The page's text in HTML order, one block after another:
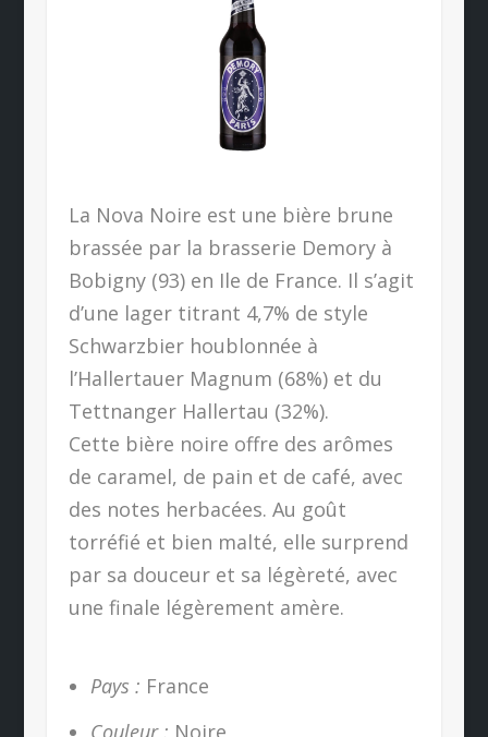
La Nova Noire est une bière brune
brassée par la brasserie Demory à
Bobigny (93) en Ile de France. Il s’agit
d’une lager titrant 4,7% de style
Schwarzbier houblonnée à
l’Hallertauer Magnum (68%) et du
Tettnanger Hallertau (32%).
Cette bière noire offre des arômes
de caramel, de pain et de café, avec
des notes herbacées. Au goût
torréfié et bien malté, elle surprend
par sa douceur et sa légèreté, avec
une finale légèrement amère.
Pays : France